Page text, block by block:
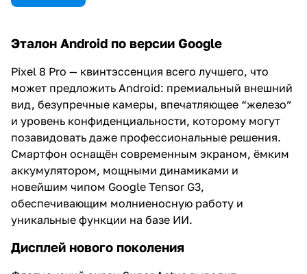
Эталон Android по версии Google
Pixel 8 Pro — квинтэссенция всего лучшего, что
может предложить Android: премиальный внешний
вид, безупречные камеры, впечатляющее “железо”
и уровень конфиденциальности, которому могут
позавидовать даже профессиональные решения.
Смартфон оснащён современным экраном, ёмким
аккумулятором, мощными динамиками и
новейшим чипом Google Tensor G3,
обеспечивающим молниеносную работу и
уникальные функции на базе ИИ.
Дисплей нового поколения